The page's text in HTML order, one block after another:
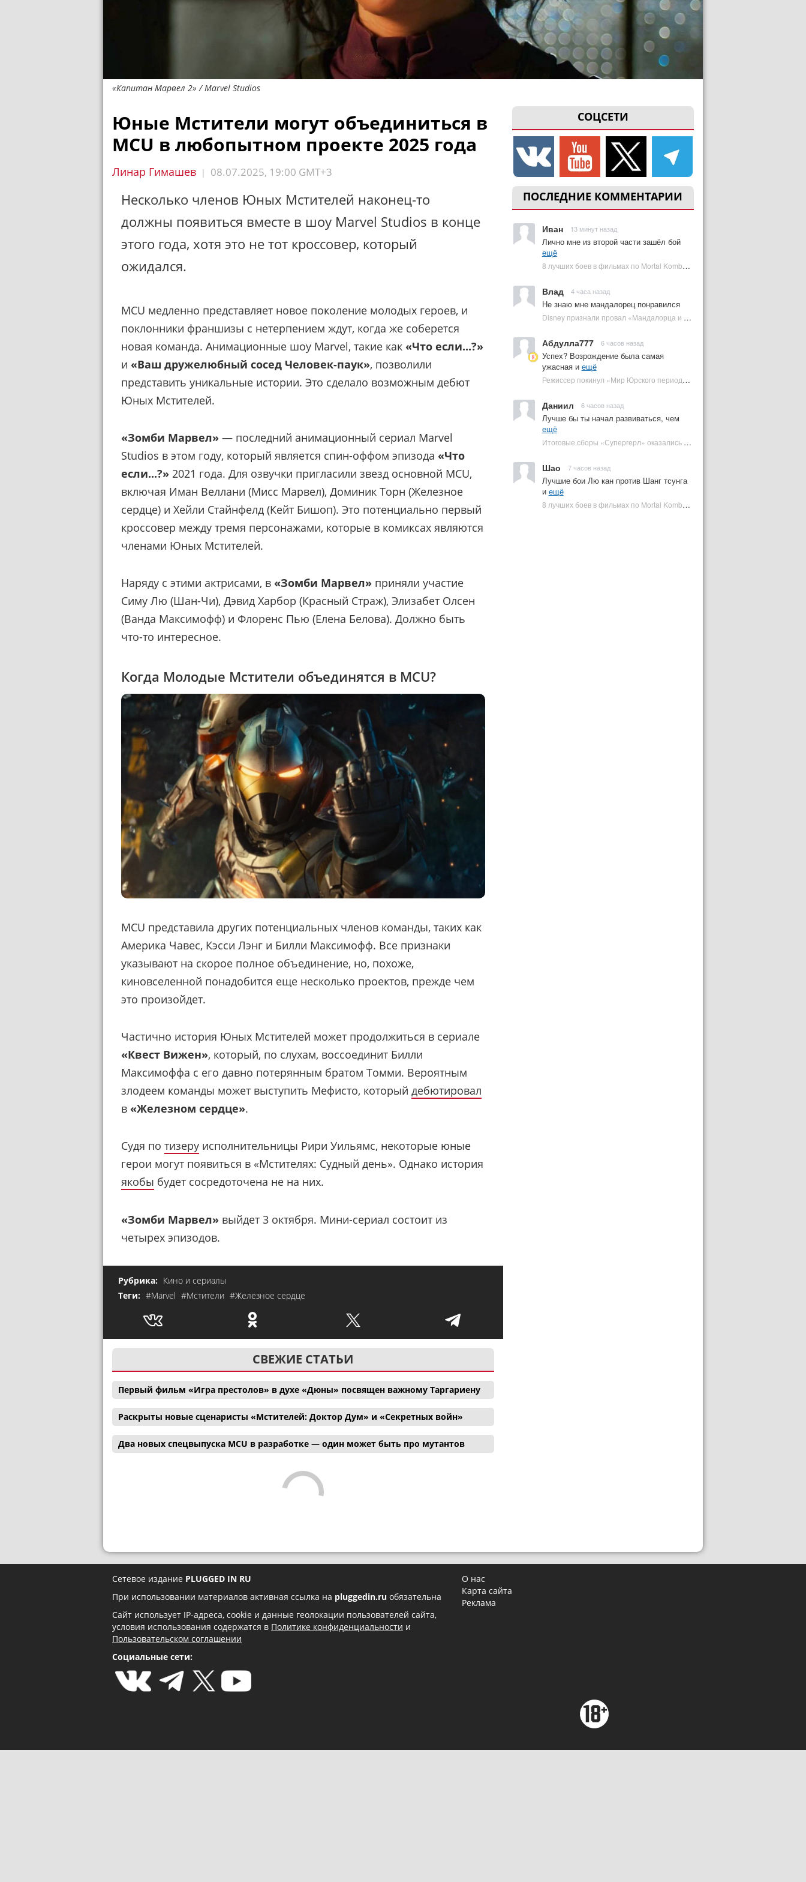
«Капитан Марвел 2» / Marvel Studios
СОЦСЕТИ
ПОСЛЕДНИЕ КОММЕНТАРИИ
Иван 13 минут назад
Лично мне из второй части зашёл бой
ещё
8 лучших боев в фильмах по Mortal Kombat: от «Смертельной битвы» до «Мортал Комбат 2» | Plugged In Ru
Влад 4 часа назад
Не знаю мне мандалорец понравился
Disney признали провал «Мандалорца и Грогу» и еще одной новинки | Plugged In Ru
Абдулла777 6 часов назад
Успех? Возрождение была самая
ужасная и ещё
Режиссер покинул «Мир Юрского периода 5» | Plugged In Ru
Даниил 6 часов назад
Лучше бы ты начал развиваться, чем
ещё
Итоговые сборы «Супергерл» оказались худшими для DC за два десятилетия | Plugged In Ru
Шао 7 часов назад
Лучшие бои Лю кан против Шанг тсунга
и ещё
8 лучших боев в фильмах по Mortal Kombat: от «Смертельной битвы» до «Мортал Комбат 2» | Plugged In Ru
Юные Мстители могут объединиться в
MCU в любопытном проекте 2025 года
Линар Гимашев | 08.07.2025, 19:00 GMT+3
Несколько членов Юных Мстителей наконец-то
должны появиться вместе в шоу Marvel Studios в конце
этого года, хотя это не тот кроссовер, который
ожидался.
MCU медленно представляет новое поколение молодых героев, и
поклонники франшизы с нетерпением ждут, когда же соберется
новая команда. Анимационные шоу Marvel, такие как «Что если...?»
и «Ваш дружелюбный сосед Человек-паук», позволили
представить уникальные истории. Это сделало возможным дебют
Юных Мстителей.
«Зомби Марвел» — последний анимационный сериал Marvel
Studios в этом году, который является спин-оффом эпизода «Что
если...?» 2021 года. Для озвучки пригласили звезд основной MCU,
включая Иман Веллани (Мисс Марвел), Доминик Торн (Железное
сердце) и Хейли Стайнфелд (Кейт Бишоп). Это потенциально первый
кроссовер между тремя персонажами, которые в комиксах являются
членами Юных Мстителей.
Наряду с этими актрисами, в «Зомби Марвел» приняли участие
Симу Лю (Шан-Чи), Дэвид Харбор (Красный Страж), Элизабет Олсен
(Ванда Максимофф) и Флоренс Пью (Елена Белова). Должно быть
что-то интересное.
Когда Молодые Мстители объединятся в MCU?
MCU представила других потенциальных членов команды, таких как
Америка Чавес, Кэсси Лэнг и Билли Максимофф. Все признаки
указывают на скорое полное объединение, но, похоже,
киновселенной понадобится еще несколько проектов, прежде чем
это произойдет.
Частично история Юных Мстителей может продолжиться в сериале
«Квест Вижен», который, по слухам, воссоединит Билли
Максимоффа с его давно потерянным братом Томми. Вероятным
злодеем команды может выступить Мефисто, который дебютировал
в «Железном сердце».
Судя по тизеру исполнительницы Рири Уильямс, некоторые юные
герои могут появиться в «Мстителях: Судный день». Однако история
якобы будет сосредоточена не на них.
«Зомби Марвел» выйдет 3 октября. Мини-сериал состоит из
четырех эпизодов.
Рубрика: Кино и сериалы
Теги: #Marvel #Мстители #Железное сердце
СВЕЖИЕ СТАТЬИ
Первый фильм «Игра престолов» в духе «Дюны» посвящен важному Таргариену
Раскрыты новые сценаристы «Мстителей: Доктор Дум» и «Секретных войн»
Два новых спецвыпуска MCU в разработке — один может быть про мутантов
Сетевое издание PLUGGED IN RU
При использовании материалов активная ссылка на pluggedin.ru обязательна
Сайт использует IP-адреса, cookie и данные геолокации пользователей сайта,
условия использования содержатся в Политике конфиденциальности и
Пользовательском соглашении
Социальные сети:
О нас
Карта сайта
Реклама